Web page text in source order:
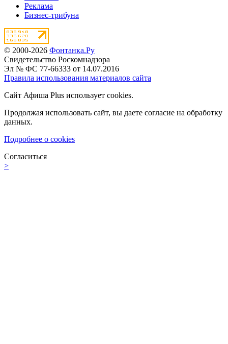
Реклама
Бизнес-трибуна
© 2000-2026 Фонтанка.Ру
Свидетельство Роскомнадзора
Эл № ФС 77-66333 от 14.07.2016
Правила использования материалов сайта
Сайт Афиша Plus использует cookies.
Продолжая использовать сайт, вы даете согласие на обработку
данных.
Подробнее о cookies
Согласиться
>